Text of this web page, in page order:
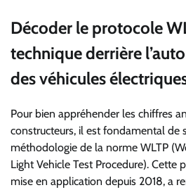
Décoder le protocole
technique derrière
des véhicules
Pour bien appréhender les chiffres
constructeurs, il est fondamental de
méthodologie de la norme WLTP
Light Vehicle Test Procedure). Cette
mise en application depuis 2018, a